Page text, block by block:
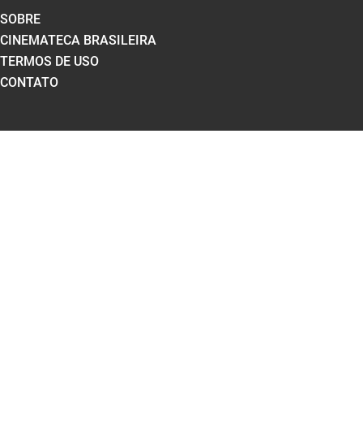
SOBRE
CINEMATECA BRASILEIRA
TERMOS DE USO
CONTATO